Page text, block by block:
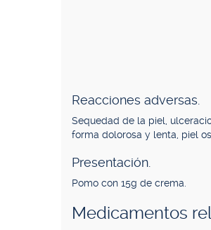
Reacciones adversas.
Sequedad de la piel,
forma dolorosa y lenta, piel
Presentación.
Pomo con 15g de crema.
Medicamentos